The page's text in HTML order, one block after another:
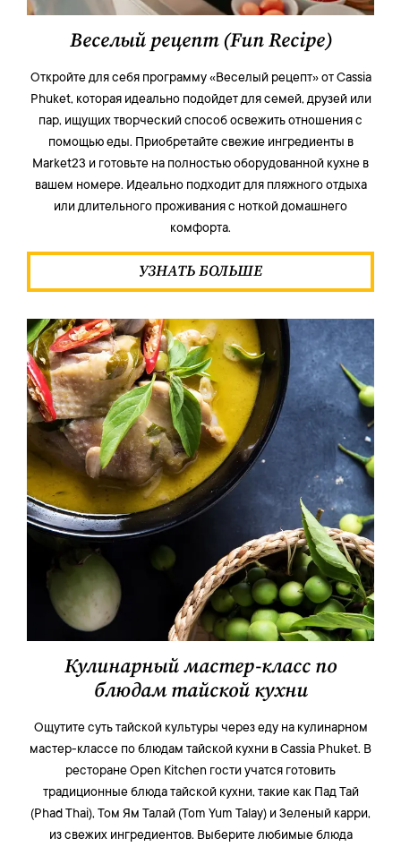
Веселый рецепт (Fun Recipe)
Откройте для себя программу «Веселый рецепт» от Cassia
Phuket, которая идеально подойдет для семей, друзей или
пар, ищущих творческий способ освежить отношения с
помощью еды. Приобретайте свежие ингредиенты в
Market23 и готовьте на полностью оборудованной кухне в
вашем номере. Идеально подходит для пляжного отдыха
или длительного проживания с ноткой домашнего
комфорта.
УЗНАТЬ БОЛЬШЕ
Кулинарный мастер-класс по
блюдам тайской кухни
Ощутите суть тайской культуры через еду на кулинарном
мастер-классе по блюдам тайской кухни в Cassia Phuket. В
ресторане Open Kitchen гости учатся готовить
традиционные блюда тайской кухни, такие как Пад Тай
(Phad Thai), Том Ям Талай (Tom Yum Talay) и Зеленый карри,
из свежих ингредиентов. Выберите любимые блюда